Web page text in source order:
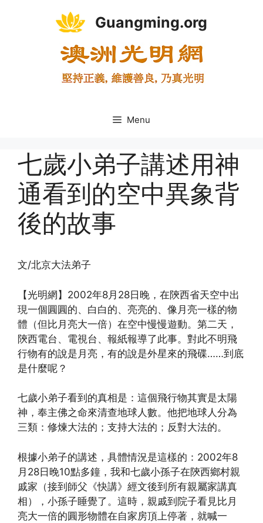
Guangming.org
Menu
七歲小弟子講述用神
通看到的空中異象背
後的故事
文/北京大法弟子
【光明網】2002年8月28日晚，在陝西省天空中出
現一個圓圓的、白白的、亮亮的、像月亮一樣的物
體（但比月亮大一倍）在空中慢慢遊動。第二天，
陝西電台、電視台、報紙報導了此事。對此不明飛
行物有的說是月亮，有的說是外星來的飛碟……到底
是什麼呢？
七歲小弟子看到的真相是：這個飛行物其實是太陽
神，奉主佛之命來清查地球人數。他把地球人分為
三類：修煉大法的；支持大法的；反對大法的。
根據小弟子的講述，具體情況是這樣的：2002年8
月28日晚10點多鐘，我和七歲小孫子在陝西鄉村親
戚家（接到師父《快講》經文後到所有親屬家講真
相），小孫子睡覺了。這時，親戚到院子看見比月
亮大一倍的圓形物體在自家房頂上停著，就喊一